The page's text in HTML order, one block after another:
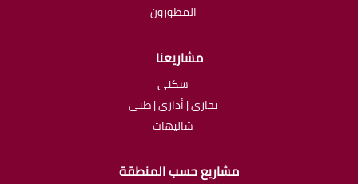
المطورون
مشاريعنا
سكنى
تجارى | أدارى | طبى
شاليهات
مشاريع حسب المنطقة